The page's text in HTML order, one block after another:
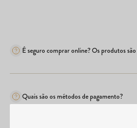
É seguro comprar online? Os produtos
Quais são os métodos de pagamento?